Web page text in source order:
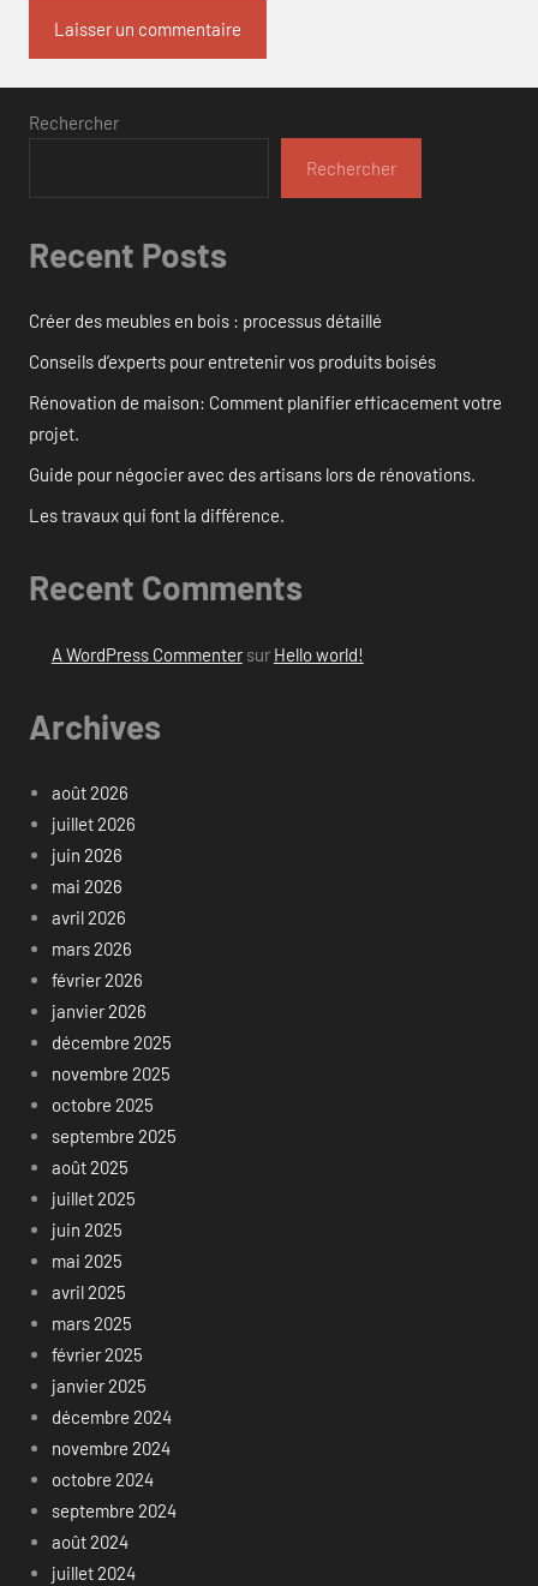
Rechercher
Rechercher
Recent Posts
Créer des meubles en bois : processus détaillé
Conseils d’experts pour entretenir vos produits boisés
Rénovation de maison: Comment planifier efficacement votre
projet.
Guide pour négocier avec des artisans lors de rénovations.
Les travaux qui font la différence.
Recent Comments
A WordPress Commentersur Hello world!
Archives
août 2026
juillet 2026
juin 2026
mai 2026
avril 2026
mars 2026
février 2026
janvier 2026
décembre 2025
novembre 2025
octobre 2025
septembre 2025
août 2025
juillet 2025
juin 2025
mai 2025
avril 2025
mars 2025
février 2025
janvier 2025
décembre 2024
novembre 2024
octobre 2024
septembre 2024
août 2024
juillet 2024